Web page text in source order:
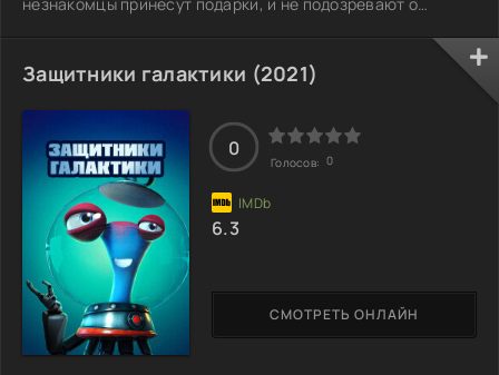
накаляется, когда детская наивность сталкивается с
реальностью. Грабители, не ожидая такой встречи,
оказываются в комичной и неловкой ситуации, пытаясь
скрыть свои истинные цели. В это время дети решают, что
нужно сделать все, чтобы у них под елкой оказались
Защитники галактики (2021)
СМОТРЕТЬ ОНЛАЙН
0
Голосов: 0
6.3